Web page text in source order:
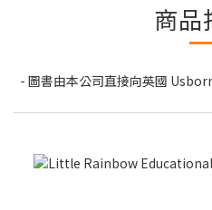
商品
- 圖書由本公司直接向英國